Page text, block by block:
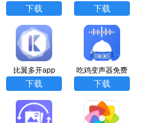
p
下载
rfulcleaner）app
下载
比翼多开app
下载
吃鸡变声器免费
版app
下载